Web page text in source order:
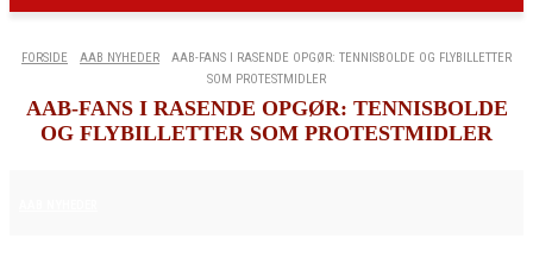
FORSIDE AAB NYHEDER
AAB-FANS I RASENDE OPGØR: TENNISBOLDE OG FLYBILLETTER
SOM PROTESTMIDLER
AAB-FANS I RASENDE OPGØR: TENNISBOLDE
OG FLYBILLETTER SOM PROTESTMIDLER